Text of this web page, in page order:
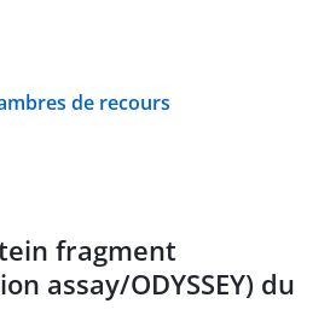
de recours
fragment
assay/ODYSSEY) du